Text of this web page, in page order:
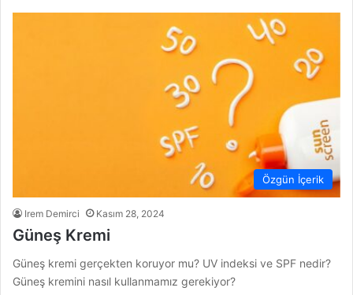
Özgün İçerik
Irem Demirci Kasım 28, 2024
Güneş Kremi
Güneş kremi gerçekten koruyor mu? UV indeksi ve SPF nedir?
Güneş kremini nasıl kullanmamız gerekiyor?